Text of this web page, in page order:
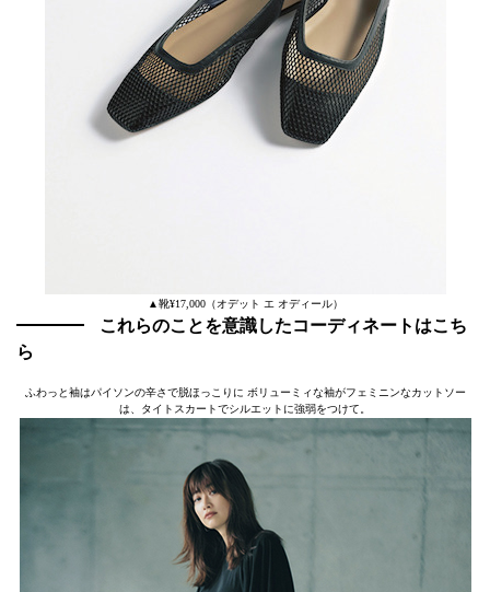
▲靴¥17,000（オデット エ オディール）
これらのことを意識したコーディネートはこち
ら
ふわっと袖はパイソンの辛さで脱ほっこりに ボリューミィな袖がフェミニンなカットソー
は、タイトスカートでシルエットに強弱をつけて。